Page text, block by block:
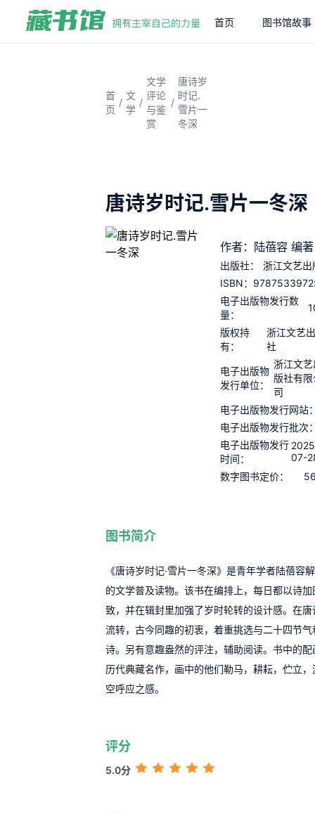
首页 图书馆故事
首
页
/
文
学
/
文学
评论
与鉴
赏
/
唐诗岁
时记.
雪片一
冬深
唐诗岁时记.雪片一冬深
作者：陆蓓容 编著
出版社：
浙江文艺出
ISBN：
电子出版物发行数
量：
版权持
有：
浙江文艺
社
电子出版物
发行单位：
浙江文艺
版社有限
司
电子出版物发行网站
电子出版物发行批次
电子出版物发行
时间：
07-
数字图书定价：
图书简介
《唐诗岁时记·雪片一冬深》是青年学者陆蓓容
的文学普及读物。该书在编排上，每日都以诗
致，并在辑封里加强了岁时轮转的设计感。在
流转，古今同趣的初衷，着重挑选与二十四节
诗。另有意趣盎然的评注，辅助阅读。书中的
历代典藏名作，画中的他们勒马，耕耘，伫立
空呼应之感。
评分
5.0分